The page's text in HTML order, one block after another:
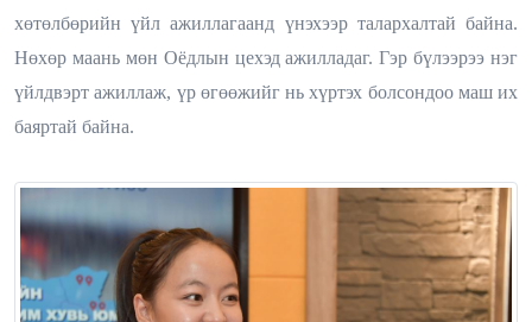
хөтөлбөрийн үйл ажиллагаанд үнэхээр талархалтай байна.
Нөхөр маань мөн Оёдлын цехэд ажилладаг. Гэр бүлээрээ нэг
үйлдвэрт ажиллаж, үр өгөөжийг нь хүртэх болсондоо маш их
баяртай байна.